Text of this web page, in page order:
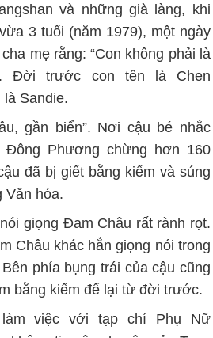
và những già làng, khi
3 tuổi (năm 1979), một ngày
mẹ rằng: “Con không phải là
Đời trước con tên là Chen
là Sandie.
gần biển”. Nơi cậu bé nhắc
Đông Phương chừng hơn 160
đã bị giết bằng kiếm và súng
Văn hóa.
giọng Đam Châu rất rành rọt.
Châu khác hẳn giọng nói trong
phía bụng trái của cậu cũng
bằng kiếm để lại từ đời trước.
việc với tạp chí Phụ Nữ